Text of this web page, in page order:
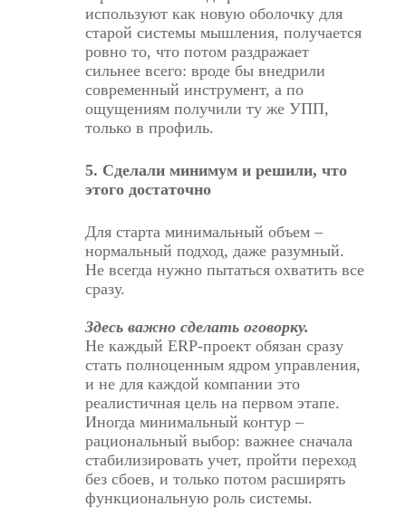
используют как новую оболочку для
старой системы мышления, получается
ровно то, что потом раздражает
сильнее всего: вроде бы внедрили
современный инструмент, а по
ощущениям получили ту же УПП,
только в профиль.
5. Сделали минимум и решили, что
этого достаточно
Для старта минимальный объем –
нормальный подход, даже разумный.
Не всегда нужно пытаться охватить все
сразу.
Здесь важно сделать оговорку.
Не каждый ERP-проектобязан сразу
стать полноценным ядром управления,
и не для каждой компании это
реалистичная цель на первом этапе.
Иногда минимальный контур –
рациональный выбор: важнее сначала
стабилизировать учет, пройти переход
без сбоев, и только потом расширять
функциональную роль системы.